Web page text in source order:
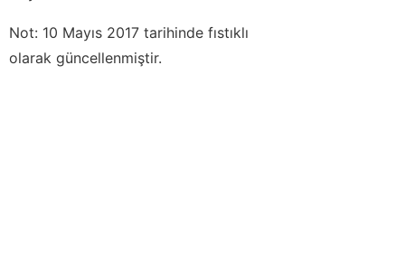
Not: 10 Mayıs 2017 tarihinde fıstıklı
olarak güncellenmiştir.